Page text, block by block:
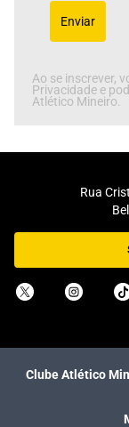
Enviar
Ao se inscrever,
Privacidade e
Atlético Mineiro.
Rua
Clube Atlético